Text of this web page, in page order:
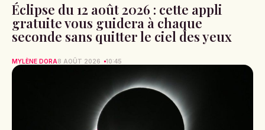
Éclipse du 12 août 2026 : cette appli
gratuite vous guidera à chaque
seconde sans quitter le ciel des yeux
MYLÈNE DORA8 AOÛT 2026 10:45